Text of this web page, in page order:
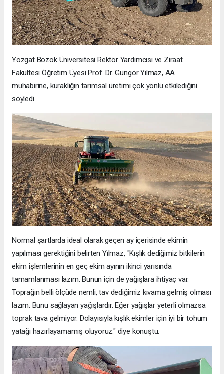
Yozgat Bozok Üniversitesi Rektör Yardımcısı ve Ziraat
Fakültesi Öğretim Üyesi Prof. Dr. Güngör Yılmaz, AA
muhabirine, kuraklığın tarımsal üretimi çok yönlü etkilediğini
söyledi.
Normal şartlarda ideal olarak geçen ay içerisinde ekimin
yapılması gerektiğini belirten Yılmaz, "Kışlık dediğimiz bitkilerin
ekim işlemlerinin en geç ekim ayının ikinci yarısında
tamamlanması lazım. Bunun için de yağışlara ihtiyaç var.
Toprağın belli ölçüde nemli, tav dediğimiz kıvama gelmiş olması
lazım. Bunu sağlayan yağışlardır. Eğer yağışlar yeterli olmazsa
toprak tava gelmiyor. Dolayısıyla kışlık ekimler için iyi bir tohum
yatağı hazırlayamamış oluyoruz." diye konuştu.